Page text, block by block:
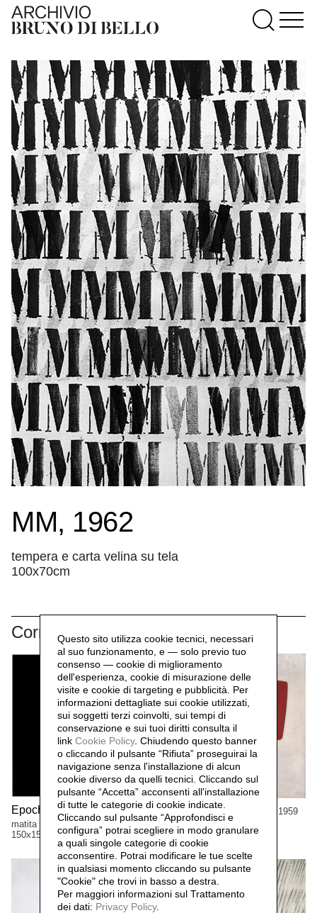
MM, 1962
tempera e carta velina su tela
100x70cm
Correlati
Epochè,
1959
matita e olio su tela
150x150cm
Tre figure nello spazio,
1959
matita e olio su tela
150x150cm
Questo sito utilizza cookie tecnici, necessari
al suo funzionamento, e — solo previo tuo
consenso — cookie di miglioramento
dell'esperienza, cookie di misurazione delle
visite e cookie di targeting e pubblicità. Per
informazioni dettagliate sui cookie utilizzati,
sui soggetti terzi coinvolti, sui tempi di
conservazione e sui tuoi diritti consulta il
link Cookie Policy. Chiudendo questo banner
o cliccando il pulsante “Rifiuta” proseguirai la
navigazione senza l'installazione di alcun
cookie diverso da quelli tecnici. Cliccando sul
pulsante “Accetta” acconsenti all'installazione
di tutte le categorie di cookie indicate.
Cliccando sul pulsante “Approfondisci e
configura” potrai scegliere in modo granulare
a quali singole categorie di cookie
acconsentire. Potrai modificare le tue scelte
in qualsiasi momento cliccando su pulsante
"Cookie" che trovi in basso a destra.
Per maggiori informazioni sul Trattamento
dei dati: Privacy Policy.